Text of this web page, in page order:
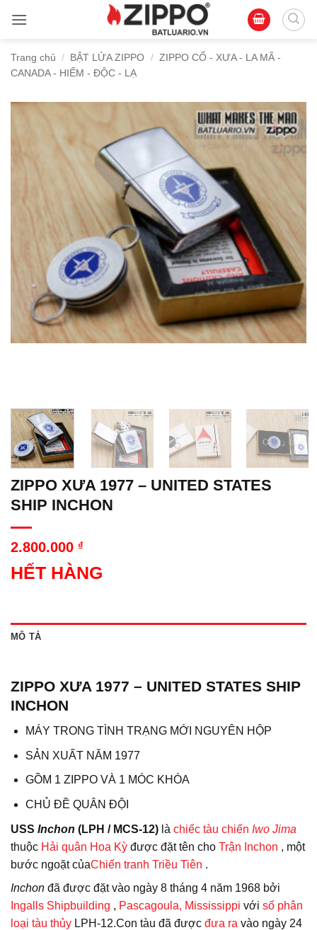
qua
dungTrang chủ / BẬT LỬA ZIPPO / ZIPPO CỔ - XƯA - LA MÃ -
CANADA - HIẾM - ĐỘC - LẠ
ZIPPO XƯA 1977 – UNITED STATES
SHIP INCHON
2.800.000 ₫
HẾT HÀNG
MÔ TẢ
ZIPPO XƯA 1977 – UNITED STATES SHIP
INCHON
MÁY TRONG TÌNH TRẠNG MỚI NGUYÊN HỘP
SẢN XUẤT NĂM 1977
GỒM 1 ZIPPO VÀ 1 MÓC KHÓA
CHỦ ĐỀ QUÂN ĐỘI
USS Inchon (LPH / MCS-12) là chiếc tàu chiến Iwo Jima
thuộc Hải quân Hoa Kỳ được đặt tên cho Trận Inchon , một
bước ngoặt củaChiến tranh Triều Tiên .
Inchon đã được đặt vào ngày 8 tháng 4 năm 1968 bởi
Ingalls Shipbuilding , Pascagoula, Mississippi với số phân
loại tàu thủy LPH-12.Con tàu đã được đưa ra vào ngày 24